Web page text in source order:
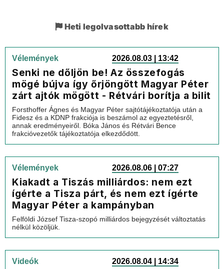
Heti legolvasottabb hírek
Vélemények 2026.08.03 | 13:42
Senki ne dőljön be! Az összefogás
mögé bújva így őrjöngött Magyar Péter
zárt ajtók mögött - Rétvári borítja a bilit
Forsthoffer Ágnes és Magyar Péter sajtótájékoztatója után a
Fidesz és a KDNP frakciója is beszámol az egyeztetésről,
annak eredményeiről. Bóka János és Rétvári Bence
frakcióvezetők tájékoztatója elkezdődött.
Vélemények 2026.08.06 | 07:27
Kiakadt a Tiszás milliárdos: nem ezt
ígérte a Tisza párt, és nem ezt ígérte
Magyar Péter a kampányban
Felföldi József Tisza-szopó milliárdos bejegyzését változtatás
nélkül közöljük.
Videók 2026.08.04 | 14:34